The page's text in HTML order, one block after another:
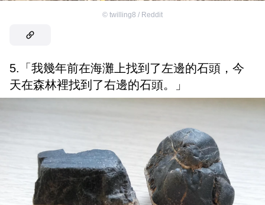
© twilling8 / Reddit
5.「我幾年前在海灘上找到了左邊的石頭，今
天在森林裡找到了右邊的石頭。」